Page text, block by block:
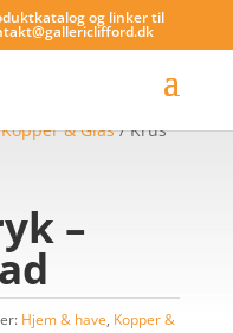
og linker til
Kopper & Glas/ Krus
–
Hjem & have, Kopper &